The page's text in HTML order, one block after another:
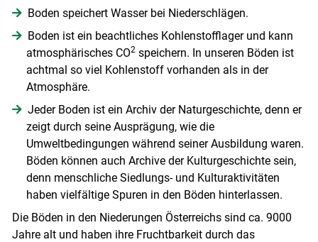
Boden speichert Wasser bei Niederschlägen.
Boden ist ein beachtliches Kohlenstofflager und kann
atmosphärisches CO2speichern. In unseren Böden ist
achtmal so viel Kohlenstoff vorhanden als in der
Atmosphäre.
Jeder Boden ist ein Archiv der Naturgeschichte, denn er
zeigt durch seine Ausprägung, wie die
Umweltbedingungen während seiner Ausbildung waren.
Böden können auch Archive der Kulturgeschichte sein,
denn menschliche Siedlungs- und Kulturaktivitäten
haben vielfältige Spuren in den Böden hinterlassen.
Die Böden in den Niederungen Österreichs sind ca. 9000
Jahre alt und haben ihre Fruchtbarkeit durch das